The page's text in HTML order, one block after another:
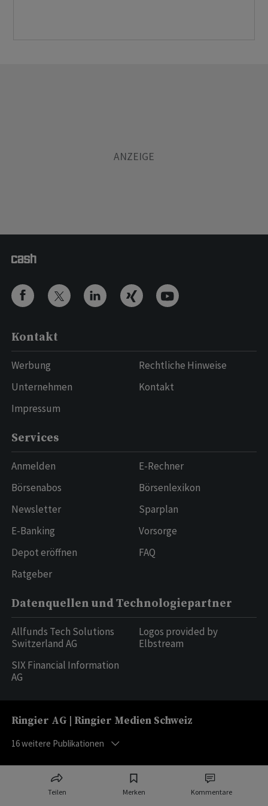
Teilen Merken Kommentare
Kontakt
Werbung
Unternehmen
Impressum
Rechtliche Hinweise
Kontakt
Services
Anmelden
Börsenabos
Newsletter
E-Banking
Depot eröffnen
Ratgeber
E-Rechner
Börsenlexikon
Sparplan
Vorsorge
FAQ
Datenquellen und Technologiepartner
Allfunds Tech Solutions
Switzerland AG
SIX Financial Information
AG
Logos provided by
Elbstream
Ringier AG | Ringier Medien Schweiz
16weitere Publikationen